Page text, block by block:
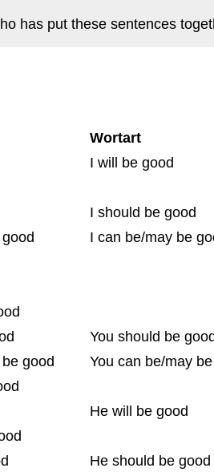
has put these sentences
Wortart
I will be good
I should be good
I can be/may be
You should be
good
You can be/may
He will be good
He should be good